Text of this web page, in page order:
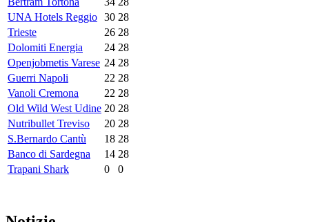
UNA Hotels Reggio 30 28
Trieste
26 28
Dolomiti Energia
24 28
Openjobmetis Varese 24 28
Guerri Napoli
22 28
Vanoli Cremona
22 28
Old Wild West Udine 20 28
Nutribullet Treviso
20 28
S.Bernardo Cantù
18 28
Banco di Sardegna
14 28
Trapani Shark
0 0